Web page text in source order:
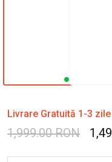
Livrare Gratuită 1-3
1,999.00 RON